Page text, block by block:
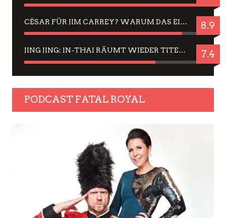
CÉSAR FÜR JIM CARREY? WARUM DAS EINER DER NERVIGSTEN ACTORS IST UND BLEIBT 8.9
JING JING: IN-THAI RÄUMT WIEDER TITEL AB – EIN ZWEI-STUNDEN-ERLEBNISBERICHT 7.4
PODCAST FATAL ROYAL